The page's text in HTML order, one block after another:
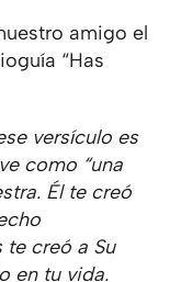
amigo el
“Has
versículo es
como “una
Él te creó
creó a Su
en tu vida.